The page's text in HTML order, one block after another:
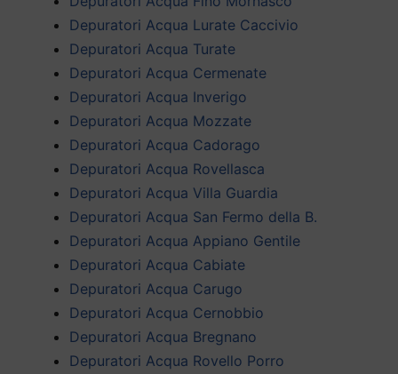
Depuratori Acqua Lurate Caccivio
Depuratori Acqua Turate
Depuratori Acqua Cermenate
Depuratori Acqua Inverigo
Depuratori Acqua Mozzate
Depuratori Acqua Cadorago
Depuratori Acqua Rovellasca
Depuratori Acqua Villa Guardia
Depuratori Acqua San Fermo della B.
Depuratori Acqua Appiano Gentile
Depuratori Acqua Cabiate
Depuratori Acqua Carugo
Depuratori Acqua Cernobbio
Depuratori Acqua Bregnano
Depuratori Acqua Rovello Porro